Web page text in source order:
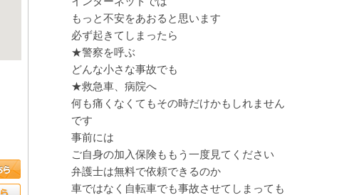
もっと不安をあおると思います
必ず起きてしまったら
★警察を呼ぶ
どんな小さな事故でも
★救急車、病院へ
何も痛くなくてもその時だけかもしれません
です
事前には
ご自身の加入保険ももう一度見てください
弁護士は無料で依頼できるのか
車ではなく自転車でも事故させてしまっても